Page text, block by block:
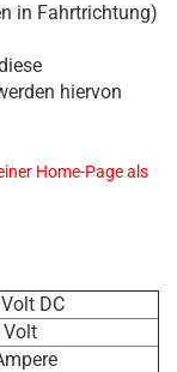
in Fahrtrichtung)
hiervon
Home-Page als
DC
Volt